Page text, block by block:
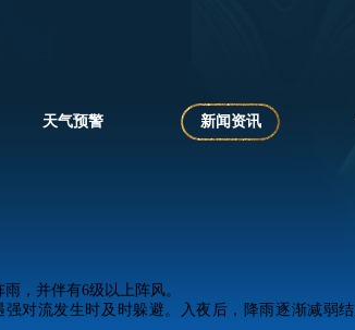
天气预警 新闻资讯
，并伴有6级以上阵风。
对流发生时及时躲避。入夜后，降雨逐渐减弱